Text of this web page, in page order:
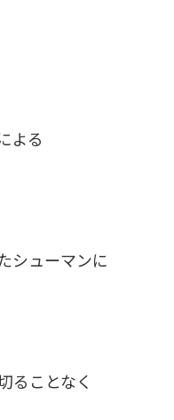
よる
シューマンに
ることなく